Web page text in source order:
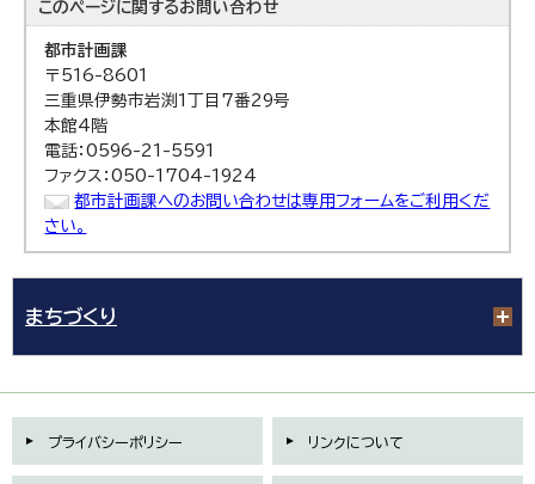
このページに関するお問い合わせ
都市計画課
〒516-8601
三重県伊勢市岩渕1丁目7番29号
本館4階
電話：0596-21-5591
ファクス：050-1704-1924
都市計画課へのお問い合わせは専用フォームをご利用くだ
さい。
まちづくり
プライバシーポリシー リンクについて